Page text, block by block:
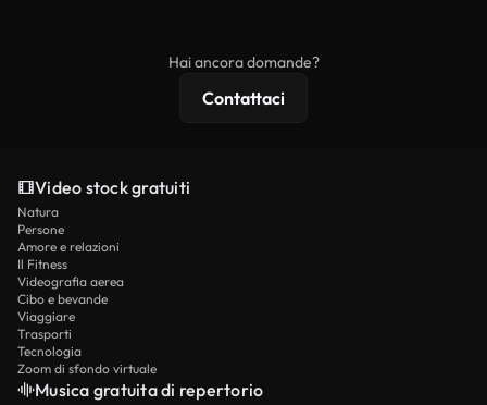
Hai ancora domande?
Contattaci
Video stock gratuiti
Natura
Persone
Amore e relazioni
Il Fitness
Videografia aerea
Cibo e bevande
Viaggiare
Trasporti
Tecnologia
Zoom di sfondo virtuale
Musica gratuita di repertorio